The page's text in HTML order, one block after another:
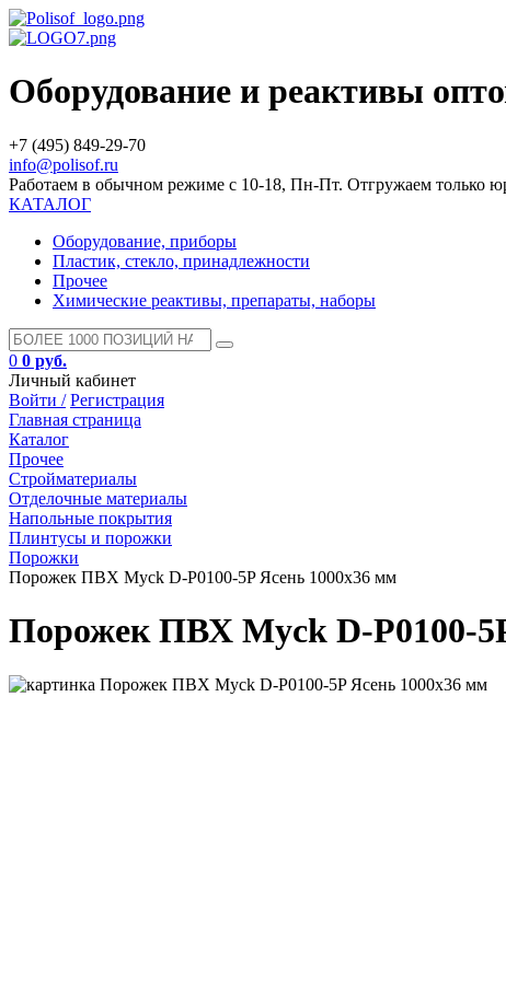
Оборудование и реактивы
+7 (495) 849-29-70
info@polisof.ru
Работаем в обычном режиме с 10-18, Пн-Пт. Отгружаем только
КАТАЛОГ
Оборудование, приборы
Пластик, стекло, принадлежности
Прочее
Химические реактивы, препараты, наборы
0 0 руб.
Личный кабинет
Войти / Регистрация
Главная страница
Каталог
Прочее
Стройматериалы
Отделочные материалы
Напольные покрытия
Плинтусы и порожки
Порожки
Порожек ПВХ Myck D-P0100-5P Ясень 1000х36 мм
Порожек ПВХ Myck D-P0100-